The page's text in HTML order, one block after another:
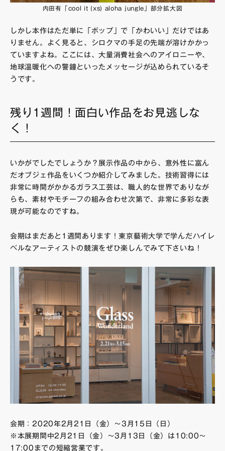
内田有「cool it (xs) aloha jungle」部分拡大図
しかし本作はただ単に「ポップ」で「かわいい」だけではあ
りません。よく見ると、シロクマの手足の先端が溶けかかっ
ていますよね。ここには、大量消費社会へのアイロニーや、
地球温暖化への警鐘といったメッセージが込められているそ
うです。
残り1週間！面白い作品をお見逃しな
く！
いかがでしたでしょうか？展示作品の中から、意外性に富ん
だオブジェ作品をいくつか紹介してみました。技術習得には
非常に時間がかかるガラス工芸は、職人的な世界でありなが
らも、素材やモチーフの組み合わせ次第で、非常に多彩な表
現が可能なのですね。
会期はまだあと1週間あります！東京藝術大学で学んだハイレ
ベルなアーティストの競演をぜひ楽しんでみて下さいね！
会期：2020年2月21日（金）～3月15日（日）
※本展期間中2月21日（金）～3月13日（金）は10:00～
17:00までの短縮営業です。